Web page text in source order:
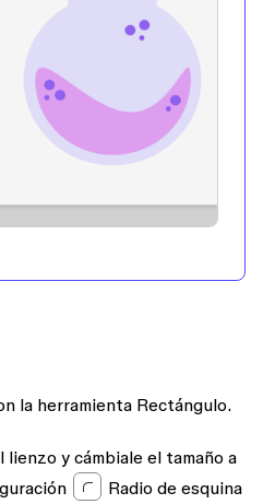
la herramienta Rectángulo.
y cámbiale el tamaño a
Radio de esquina